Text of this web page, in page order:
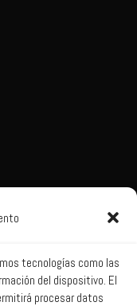
tecnologías como las
del dispositivo. El
procesar datos